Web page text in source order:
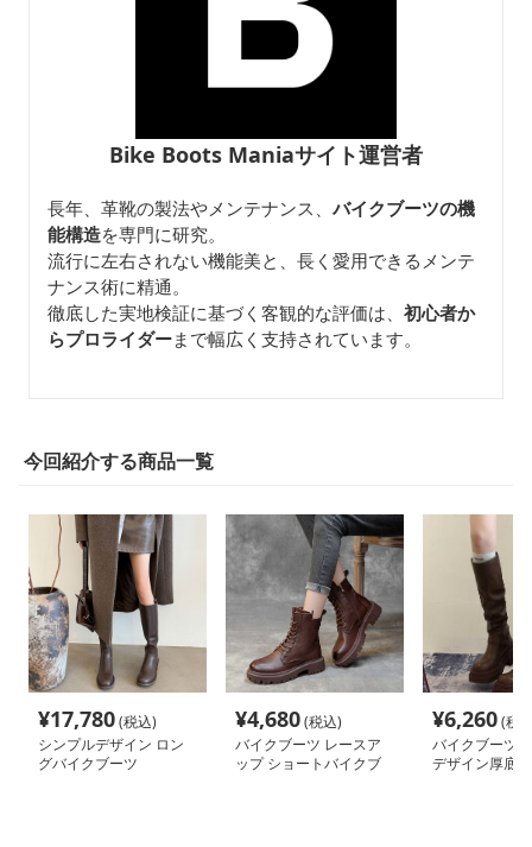
Bike Boots Maniaサイト運営者
長年、革靴の製法やメンテナンス、 バイクブーツの機
能構造を専門に研究。
流行に左右されない機能美と、長く愛用できるメンテ
ナンス術に精通。
徹底した実地検証に基づく客観的な評価は、 初心者か
らプロライダーまで幅広く支持されています。
今回紹介する商品一覧
¥17,780(税込)
シンプルデザイン ロン
グバイクブーツ
¥4,680(税込)
バイクブーツ レースア
ップ ショートバイクブ
¥6,260(税
バイクブーツ
デザイン厚底